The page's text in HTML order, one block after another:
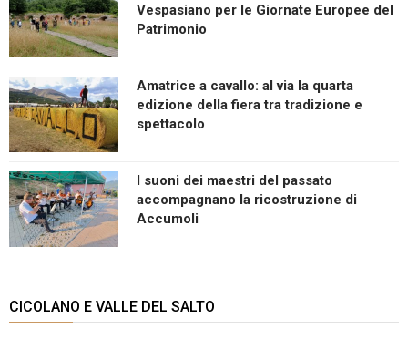
Vespasiano per le Giornate Europee del
Patrimonio
Amatrice a cavallo: al via la quarta
edizione della fiera tra tradizione e
spettacolo
I suoni dei maestri del passato
accompagnano la ricostruzione di
Accumoli
CICOLANO E VALLE DEL SALTO